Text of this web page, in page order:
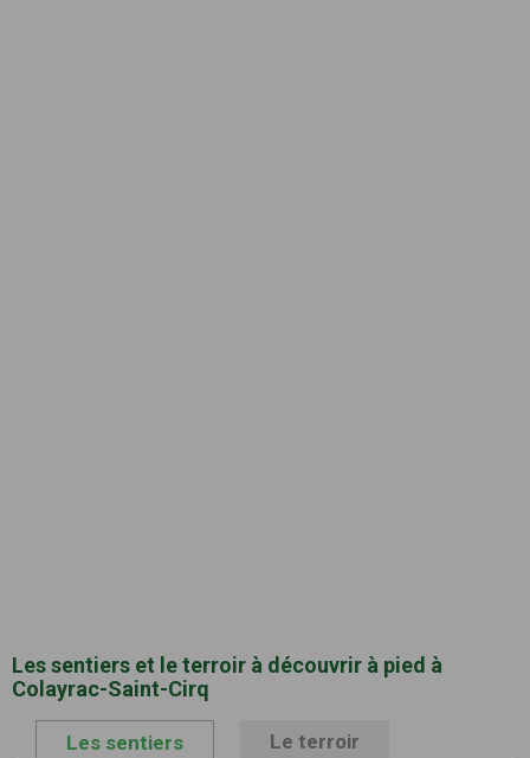
Les sentiers et le terroir à découvrir à pied à
Colayrac-Saint-Cirq
Les sentiers Le terroir